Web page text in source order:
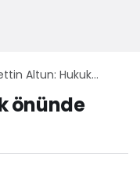
Altun: Hukuk
önünde